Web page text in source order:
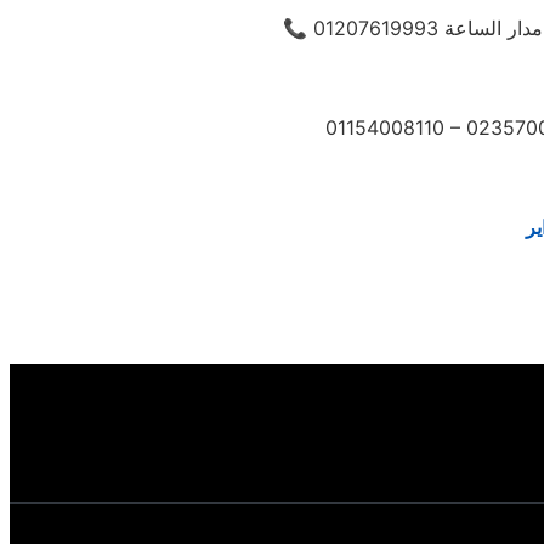
01154008110 –